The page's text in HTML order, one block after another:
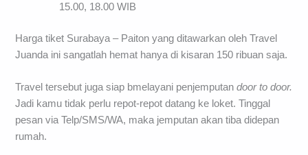
15.00, 18.00 WIB
Harga tiket Surabaya – Paiton yang ditawarkan oleh Travel
Juanda ini sangatlah hemat hanya di kisaran 150 ribuan saja.
Travel tersebut juga siap bmelayani penjemputandoorto door.
Jadi kamu tidak perlu repot-repot datang ke loket. Tinggal
pesan via Telp/SMS/WA, maka jemputan akan tiba didepan
rumah.